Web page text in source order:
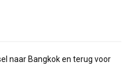
naar Bangkok en terug voor